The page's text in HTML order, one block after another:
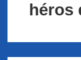
héros